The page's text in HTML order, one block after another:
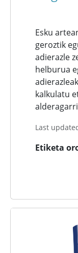
Esku
geroztik
adierazle
helburua
kalkulatu
Last
Etiketa